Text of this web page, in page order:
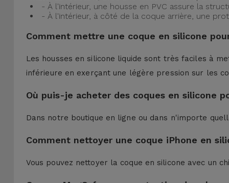
- À l'intérieur, une housse en PVC assure la
- À l'intérieur, à côté de la coque arrière, une
Comment mettre une coque en silicone
Les housses en silicone liquide sont très faciles à
inférieure en exerçant une légère pression sur les
Où puis-je acheter des coques en silicone
Dans notre boutique en ligne ou dans n'importe
Comment nettoyer une coque iPhone en
Vous pouvez nettoyer la coque en silicone avec un